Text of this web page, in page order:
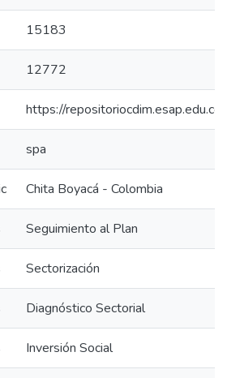
15183
12772
https://
spa
Chita Boyacá - Colombia
Seguimiento al Plan
Sectorización
Diagnóstico Sectorial
Inversión Social